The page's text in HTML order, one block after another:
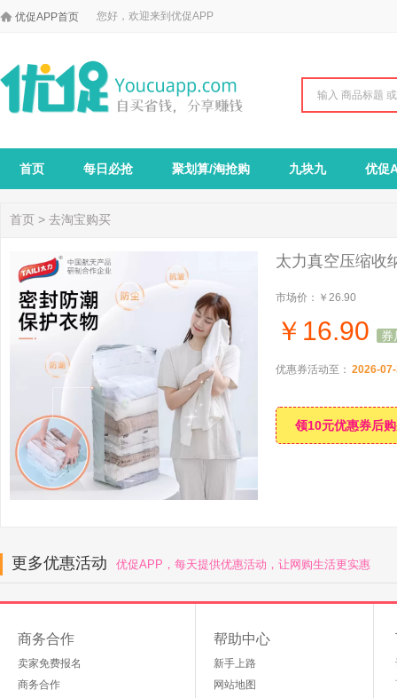
 优促APP首页 您好，欢迎来到优促APP
首页 每日必抢 聚划算/淘抢购 九块九 优促
首页 > 去淘宝购买
太力真空压缩收
市场价： ￥26.90
￥ 16.90 券
优惠券活动至： 2026-
领10元优惠券后
更多优惠活动 优促APP，每天提供优惠活动，让网购生活更实惠
商务合作
卖家免费报名
商务合作
帮助中心
新手上路
网站地图